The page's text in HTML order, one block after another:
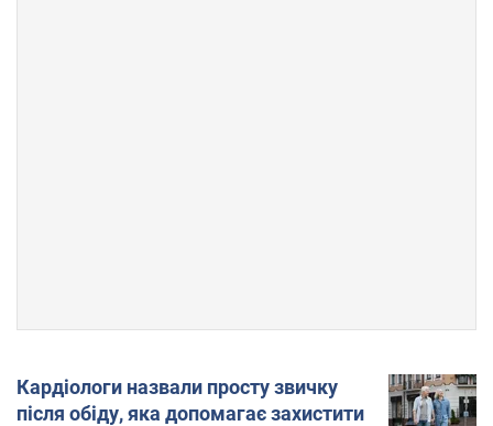
Кардіологи назвали просту звичку
після обіду, яка допомагає захистити